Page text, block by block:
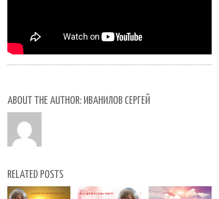
ABOUT THE AUTHOR: ИВАНИЛОВ СЕРГЕЙ
RELATED POSTS